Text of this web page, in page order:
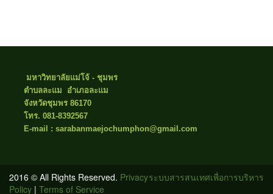
มหาวิทยาลัยแม่โจ้ - ชุมพร
ตำบลละแม อำเภอละแม
จังหวัดชุมพร 86170
โทร. 081-8392567
E-mail : sarabanmaejochumphon@gmail.com
ระบบสารสนเทศเพื่อการบริหาร
2016 © All Rights Reserved. Privacy
Policy | Terms of Service